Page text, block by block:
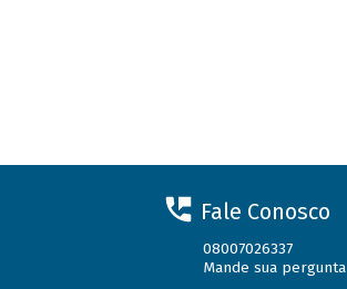
Fale Conosco
08007026337
Mande sua pergunta